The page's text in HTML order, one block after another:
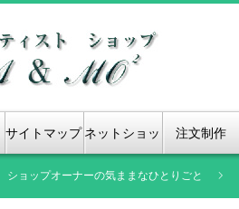
サイトマップ ネットショッ
プ
注文制作
ショップオーナーの気ままなひとりごと